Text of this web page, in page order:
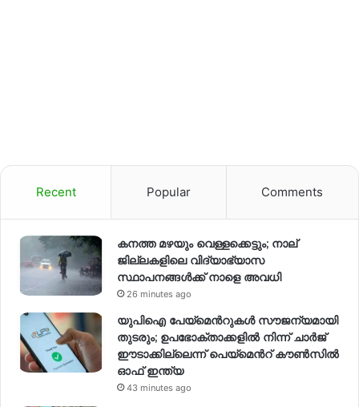
Recent Popular Comments
കനത്ത മഴയും വെള്ളക്കെട്ടും; നാല്
ജില്ലകളിലെ വിദ്യാഭ്യാസ
സ്ഥാപനങ്ങള്‍ക്ക് നാളെ അവധി
26 minutes ago
യുപിഐ പേയ്മെന്‍റുകൾ സൗജന്യമായി
തുടരും; ഉപഭോക്താക്കളിൽ നിന്ന് ചാർജ്
ഈടാക്കില്ലെന്ന് പെയ്മെന്‍റ് കൗൺസിൽ
ഓഫ് ഇന്ത്യ
43 minutes ago